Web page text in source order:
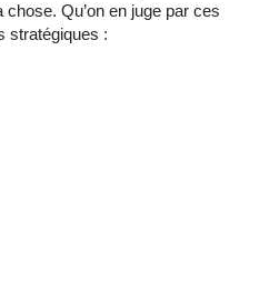
Qu’on en juge par ces
stratégiques :